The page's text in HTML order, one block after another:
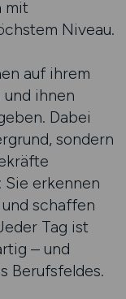
mit
Niveau.
auf ihrem
ihnen
Dabei
sondern
Sie erkennen
schaffen
Tag ist
– und
Berufsfeldes.